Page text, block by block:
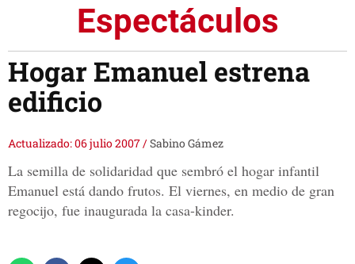
Espectáculos
Hogar Emanuel estrena
edificio
Actualizado: 06 julio 2007/Sabino Gámez
La semilla de solidaridad que sembró el hogar infantil
Emanuel está dando frutos. El viernes, en medio de gran
regocijo, fue inaugurada la casa-kinder.